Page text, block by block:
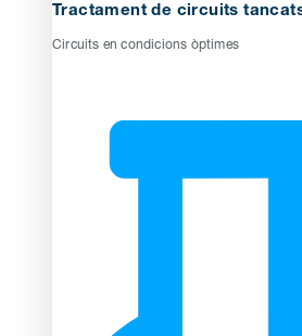
Tractament de circuits
Circuits en condicions òptimes